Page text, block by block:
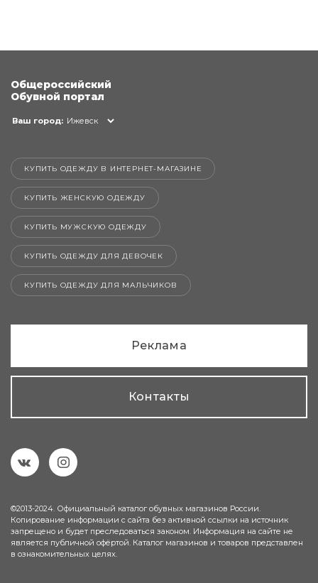
Общероссийский
Обувной портал
Ваш город: Ижевск
КУПИТЬ ОДЕЖДУ В ИНТЕРНЕТ-МАГАЗИНЕ
КУПИТЬ ЖЕНСКУЮ ОДЕЖДУ
КУПИТЬ МУЖСКУЮ ОДЕЖДУ
КУПИТЬ ОДЕЖДУ ДЛЯ ДЕВОЧЕК
КУПИТЬ ОДЕЖДУ ДЛЯ МАЛЬЧИКОВ
Реклама
Контакты
©2013-2024. Официальный каталог обувных магазинов России.
Копирование информации с сайта без активной ссылки на источник
запрещено и будет преследоваться законом. Информация на сайте не
является публичной офёртой. Каталог магазинов и товаров представлен
в ознакомительных целях.